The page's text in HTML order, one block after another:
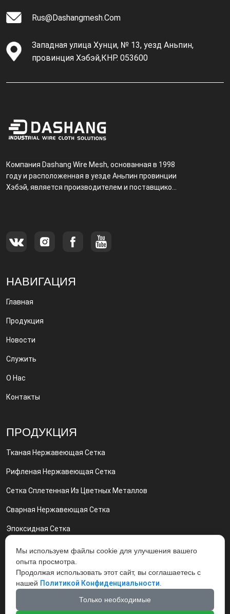
Rus@dashangmesh.com
Западная улица Хунци, № 13, уезд Аньпин,
провинция Хэбэй,КНР. 053600
Компания Dashang Wire Mesh, основанная в 1998
году и расположенная в уезде Аньпин провинции
Хэбэй, является производителем и поставщиком,
НАВИГАЦИЯ
Главная
Продукция
Новости
Служить
О Нас
Контакты
ПРОДУКЦИЯ
Тканая Нержавеющая Сетка
Рифленая Нержавеющая Сетка
Сетка Сплетенная Из Цветных Металлов
Сварная Нержавеющая Сетка
Эпоксидная Сетка
Сетка Никелевая И Нихром Сетка
Грохот Вибрационный Вибросита
Экструдерные Фильтры
Мы используем файлы cookie для улучшения вашего
опыта просмотра.
Продолжая использовать этот сайт, вы соглашаетесь с
нашей Политикой Конфиденциальности.
Только необходимые